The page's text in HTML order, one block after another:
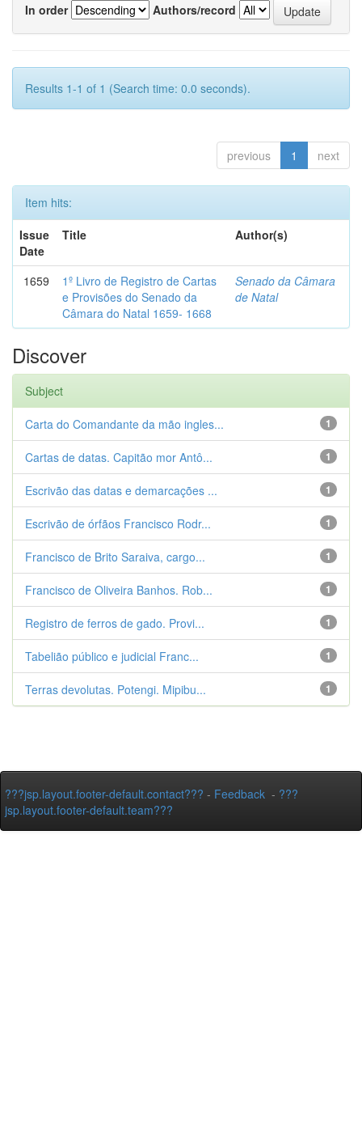
In order
Authors/record
Results 1-1 of 1 (Search time: 0.0 seconds).
previous 1 next
Item hits:
Issue
Date
Title Author(s)
1659
1º Livro de Registro de Cartas
e Provisões do Senado da
Câmara do Natal 1659- 1668
Senado da Câmara
de Natal
Discover
Subject
1
Carta do Comandante da mão ingles...
1
Cartas de datas. Capitão mor Antô...
1
Escrivão das datas e demarcações ...
1
Escrivão de órfãos Francisco Rodr...
1
Francisco de Brito Saraiva, cargo...
1
Francisco de Oliveira Banhos. Rob...
1
Registro de ferros de gado. Provi...
1
Tabelião público e judicial Franc...
1
Terras devolutas. Potengi. Mipibu...
???jsp.layout.footer-default.contact??? - Feedback - ???
jsp.layout.footer-default.team???